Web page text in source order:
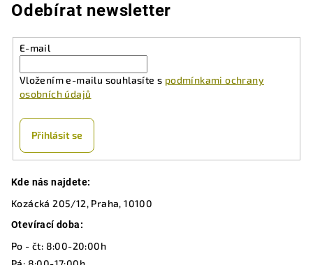
Odebírat newsletter
E-mail
Vložením e-mailu souhlasíte s podmínkami ochrany
osobních údajů
Přihlásit se
Kde nás najdete:
Kozácká 205/12, Praha, 10100
Otevírací doba:
Po - čt: 8:00-20:00h